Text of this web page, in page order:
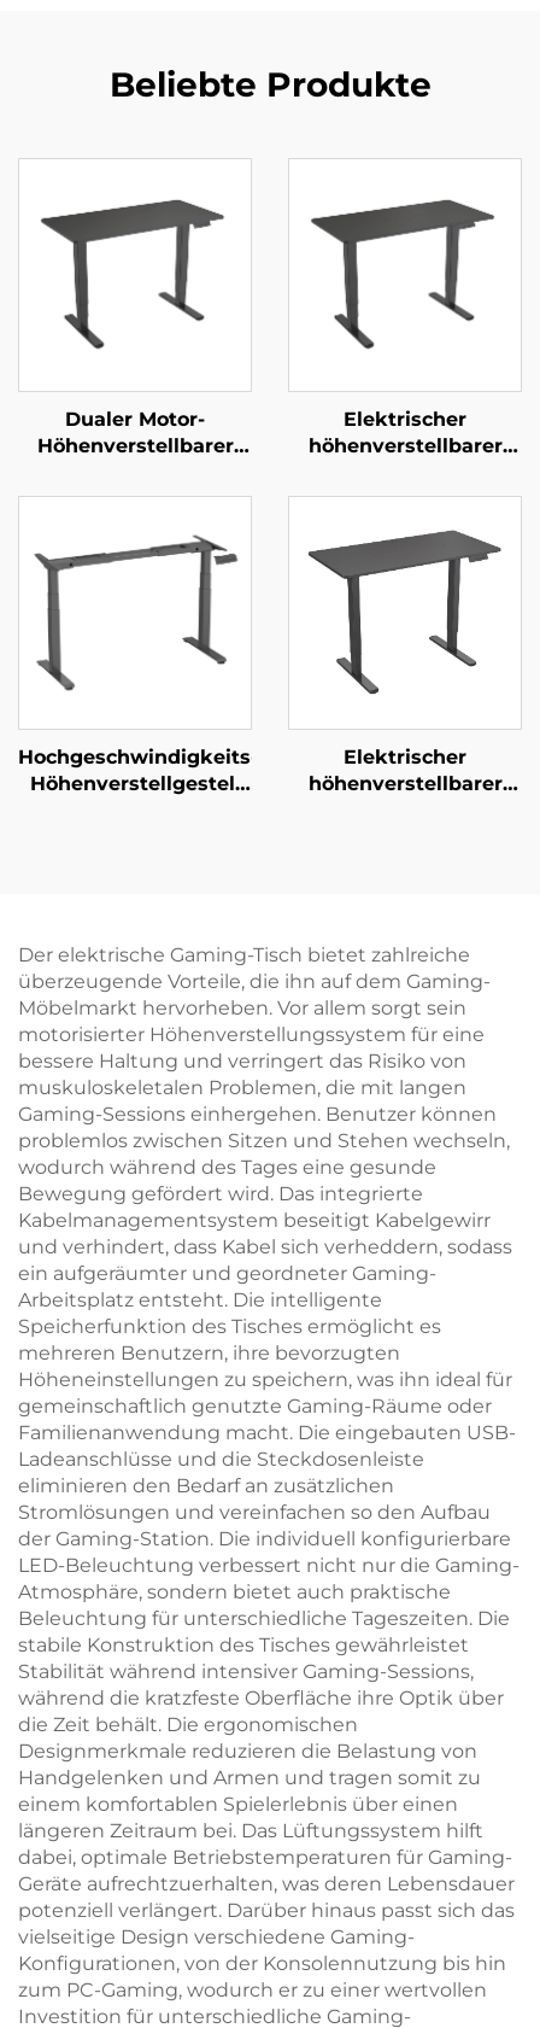
Beliebte Produkte
Dualer Motor-
Höhenverstellbarer
3-stufigen
quadratischen Säulen
und Speicherfunktion
– V-MOUNTS JSD2-01-
Elektrischer
höhenverstellbarer
Motor, 3-stufigen
quadratischen Säulen
und rutschfesten
Fußpads – V-MOUNTS
JSD2-01-D-2P
Hochgeschwindigkeits-
Höhenverstellgestell
80mm/s – V-MOUNTS
JSD2-01-Z-Q
Elektrischer
höhenverstellbarer
Der elektrische Gaming-Tisch bietet zahlreiche
überzeugende Vorteile, die ihn auf dem Gaming-
Möbelmarkt hervorheben. Vor allem sorgt sein
motorisierter Höhenverstellungssystem für eine
bessere Haltung und verringert das Risiko von
muskuloskeletalen Problemen, die mit langen
Gaming-Sessions einhergehen. Benutzer können
problemlos zwischen Sitzen und Stehen wechseln,
wodurch während des Tages eine gesunde
Bewegung gefördert wird. Das integrierte
Kabelmanagementsystem beseitigt Kabelgewirr
und verhindert, dass Kabel sich verheddern, sodass
ein aufgeräumter und geordneter Gaming-
Arbeitsplatz entsteht. Die intelligente
Speicherfunktion des Tisches ermöglicht es
mehreren Benutzern, ihre bevorzugten
Höheneinstellungen zu speichern, was ihn ideal für
gemeinschaftlich genutzte Gaming-Räume oder
Familienanwendung macht. Die eingebauten USB-
Ladeanschlüsse und die Steckdosenleiste
eliminieren den Bedarf an zusätzlichen
Stromlösungen und vereinfachen so den Aufbau
der Gaming-Station. Die individuell konfigurierbare
LED-Beleuchtung verbessert nicht nur die Gaming-
Atmosphäre, sondern bietet auch praktische
Beleuchtung für unterschiedliche Tageszeiten. Die
stabile Konstruktion des Tisches gewährleistet
Stabilität während intensiver Gaming-Sessions,
während die kratzfeste Oberfläche ihre Optik über
die Zeit behält. Die ergonomischen
Designmerkmale reduzieren die Belastung von
Handgelenken und Armen und tragen somit zu
einem komfortablen Spielerlebnis über einen
längeren Zeitraum bei. Das Lüftungssystem hilft
dabei, optimale Betriebstemperaturen für Gaming-
Geräte aufrechtzuerhalten, was deren Lebensdauer
potenziell verlängert. Darüber hinaus passt sich das
vielseitige Design verschiedene Gaming-
Konfigurationen, von der Konsolennutzung bis hin
zum PC-Gaming, wodurch er zu einer wertvollen
Investition für unterschiedliche Gaming-